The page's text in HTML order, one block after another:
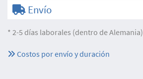
Envío
* 2-5 días laborales (dentro de Alemania)
Costos por envío y duración